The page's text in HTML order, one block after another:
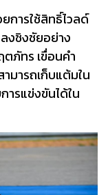
การใช้สิทธิ์ไวลด์
งชิงชัยอย่าง
ภัทร เขื่อนคำ
มารถเก็บแต้มใน
ารแข่งขันได้ใน